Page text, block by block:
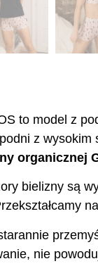
to model z
z
organicznej
bielizny są
nie